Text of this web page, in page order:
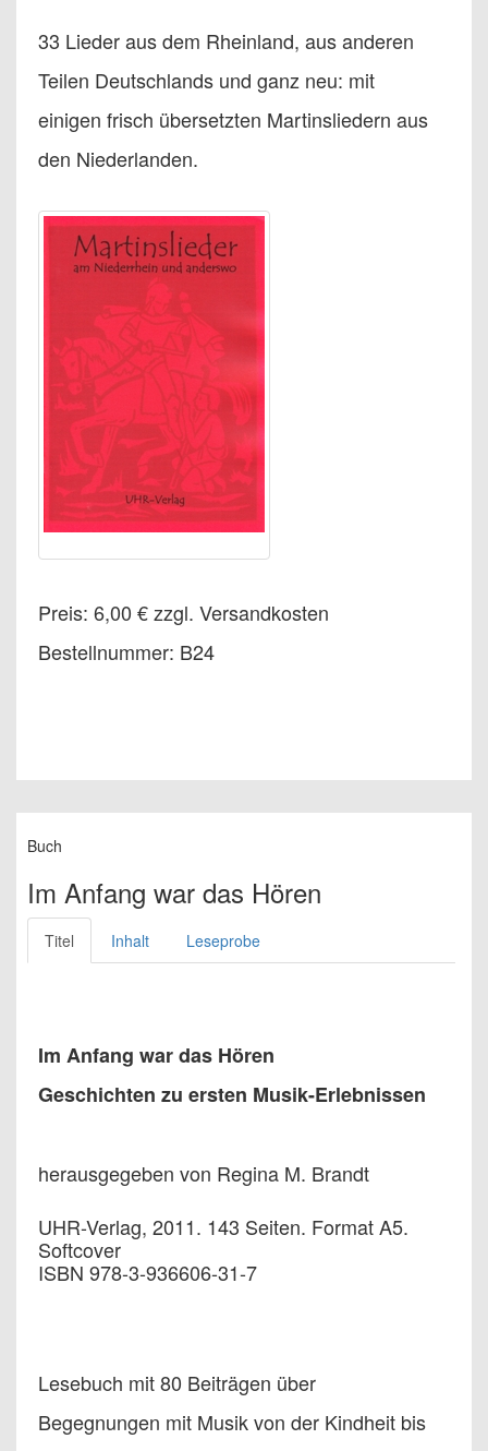
33 Lieder aus dem Rheinland, aus anderen
Teilen Deutschlands und ganz neu: mit
einigen frisch übersetzten Martinsliedern aus
den Niederlanden.
Preis: 6,00 € zzgl. Versandkosten
Bestellnummer: B24
Buch
Im Anfang war das Hören
Titel Inhalt Leseprobe
Im Anfang war das Hören
Geschichten zu ersten Musik-Erlebnissen
herausgegeben von Regina M. Brandt
UHR-Verlag, 2011. 143 Seiten. Format A5.
Softcover
ISBN 978-3-936606-31-7
Lesebuch mit 80 Beiträgen über
Begegnungen mit Musik von der Kindheit bis